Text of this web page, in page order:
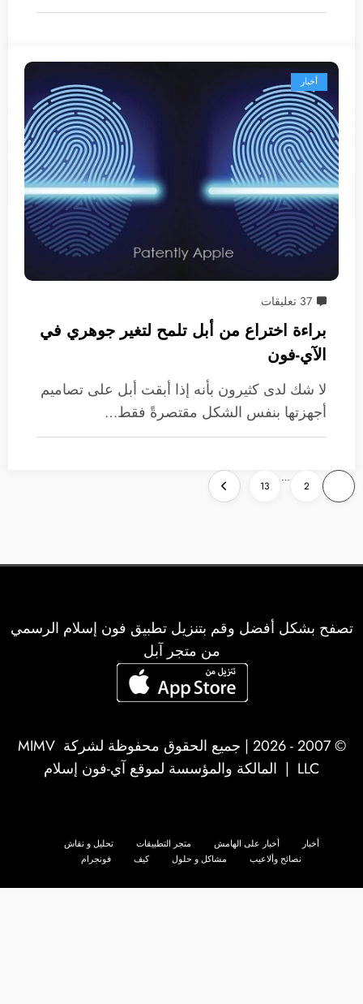
أخبار
37 تعليقات
براءة اختراع من أبل تلمح لتغير جوهري في
الآي-فون
لا شك لدى كثيرون بأنه إذا أبقت أبل على تصاميم
أجهزتها بنفس الشكل مقتصرةً فقط…
تعدد
صفحات
2
…
13
تصفح بشكل أفضل وقم بتنزيل تطبيق فون إسلام الرسمي
من متجر آبل
© 2007 - 2026 | جميع الحقوق محفوظة لشركة
MIMV
LLC | المالكة والمؤسسة لموقع آي-فون إسلام
أخبار أخبار على الهامش متجر التطبيقات
تحليل و نقاش
نصائح وألاعيب
مشاكل و حلول كيف فونجرام